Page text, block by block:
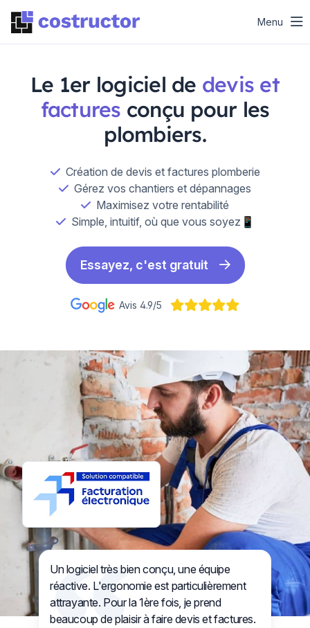
Menu
Le 1er logiciel de devis et
factures conçu pour les
plombiers.
Création de devis et factures plomberie
Gérez vos chantiers et dépannages
Maximisez votre rentabilité
Simple, intuitif, où que vous soyez📱
Essayez, c'est gratuit
Avis 4.9/5
Un logiciel très bien conçu, une équipe
réactive. L'ergonomie est particulièrement
attrayante. Pour la 1ère fois, je prend
beaucoup de plaisir à faire devis et factures.